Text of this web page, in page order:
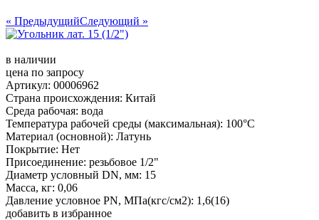
« ПредыдущийСледующий »
в наличии
цена по запросу
Артикул: 00006962
Страна происхождения: Китай
Среда рабочая: вода
Температура рабочей среды (максимальная): 100°С
Материал (основной): Латунь
Покрытие: Нет
Присоединение: резьбовое 1/2"
Диаметр условный DN, мм: 15
Масса, кг: 0,06
Давление условное PN, МПа(кгс/см2): 1,6(16)
добавить в избранное